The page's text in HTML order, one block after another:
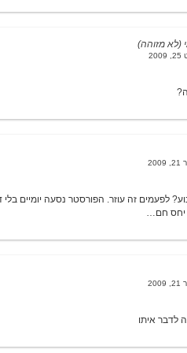
(לא מזוהה)
לפעמים זה עוזר. הפורסטר נסעה יומיים
יחס חם…
לדבר איתו